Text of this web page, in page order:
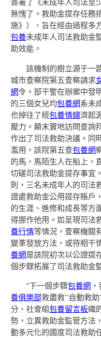
簽署了《未成年人司法至
無愧了。救助金提存任務
施》），旨在經由過程多
包養未成年人司法救助金
助效能。
該機制的樹立源于一
城市查察院第五查察請求
網令。部干警在辦案中發
的三個女兒均包養網系未
也掉往了經包養情婦濟起
壓力。顛末實地訪問查詢
作出了司法救助決議。同
濫用，該院第五查包養網
的馬，馬陌生人在船上，
切磋司法救助金提存事宜
則，三名未成年人的司法
證處救助金公用提存賬戶
的生涯、進修和成長等方
得挪作他用。如呈現司法
養行情等情況，查察機關
變革發放方法，或待相干
養網是該院初次以公證提
個步驟拓展了司法救助金
“下一個步驟包養網
養俱樂部救盡救’‘自動救
分、社會組包養留言板織
勢，立異救助金監管方法
動多元化的國度司法救助